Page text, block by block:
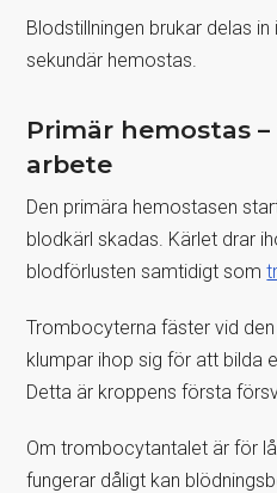
Blodstillningen brukar delas
sekundär hemostas.
Primär hemostas
arbete
Den primära hemostasen
blodkärl skadas. Kärlet drar
blodförlusten samtidigt som
Trombocyterna fäster vid
klumpar ihop sig för att bilda
Detta är kroppens första
Om trombocytantalet är för
fungerar dåligt kan